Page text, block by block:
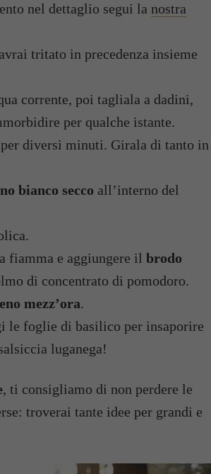
nel dettaglio segui la nostra
tritato in precedenza insieme
corrente, poi tagliala a dadini,
per qualche istante.
diversi minuti. Girala di tanto in
bianco secco all’interno del
fiamma e aggiungere il brodo
di concentrato di pomodoro.
mezz’ora.
le foglie di basilico per insaporire
luganega!
, ti consigliamo di non perdere le
troverai tante idee per grandi e